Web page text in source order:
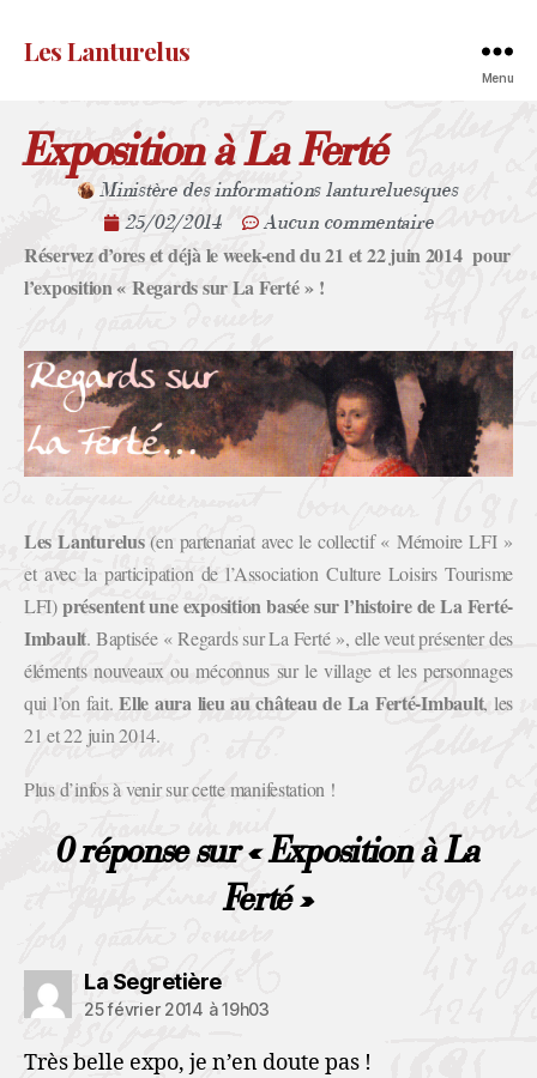
Les Lanturelus
Menu
Exposition à La Ferté
Ministère des informations lantureluesques
25/02/2014
Aucun commentaire
Réservez d’ores et déjà le week-end du 21 et 22 juin 2014 pour
l’exposition « Regards sur La Ferté » !
Les Lanturelus(en partenariat avec le collectif « Mémoire LFI »
et avec la participation de l’Association Culture Loisirs Tourisme
LFI)présentent une exposition basée sur l’histoire de La Ferté-
Imbault. Baptisée « Regards sur La Ferté », elle veut présenter des
éléments nouveaux ou méconnus sur le village et les personnages
qui l’on fait.Elle aura lieu au château de La Ferté-Imbault, les
21 et 22 juin 2014.
Plus d’infos à venir sur cette manifestation !
0 réponse sur « Exposition à La
Ferté »
La Segretière
25 février 2014 à 19h03
Très belle expo, je n’en doute pas !